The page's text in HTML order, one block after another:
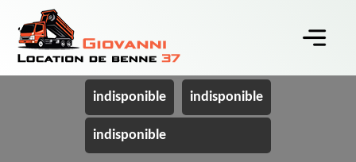
indisponible indisponible
indisponible